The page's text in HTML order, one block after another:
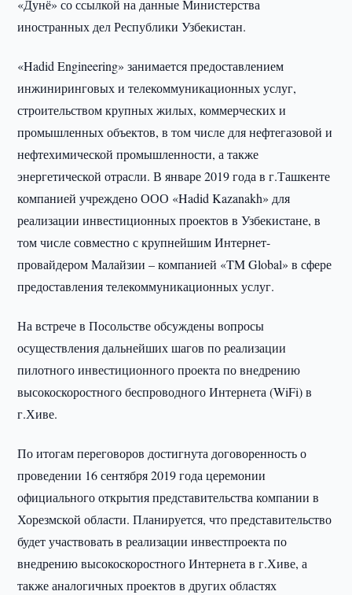
«Дунё» со ссылкой на данные Министерства
иностранных дел Республики Узбекистан.
«Hadid Engineering» занимается предоставлением
инжиниринговых и телекоммуникационных услуг,
строительством крупных жилых, коммерческих и
промышленных объектов, в том числе для нефтегазовой и
нефтехимической промышленности, а также
энергетической отрасли. В январе 2019 года в г.Ташкенте
компанией учреждено ООО «Hadid Kazanakh» для
реализации инвестиционных проектов в Узбекистане, в
том числе совместно с крупнейшим Интернет-
провайдером Малайзии – компанией «TM Global» в сфере
предоставления телекоммуникационных услуг.
На встрече в Посольстве обсуждены вопросы
осуществления дальнейших шагов по реализации
пилотного инвестиционного проекта по внедрению
высокоскоростного беспроводного Интернета (WiFi) в
г.Хиве.
По итогам переговоров достигнута договоренность о
проведении 16 сентября 2019 года церемонии
официального открытия представительства компании в
Хорезмской области. Планируется, что представительство
будет участвовать в реализации инвестпроекта по
внедрению высокоскоростного Интернета в г.Хиве, а
также аналогичных проектов в других областях